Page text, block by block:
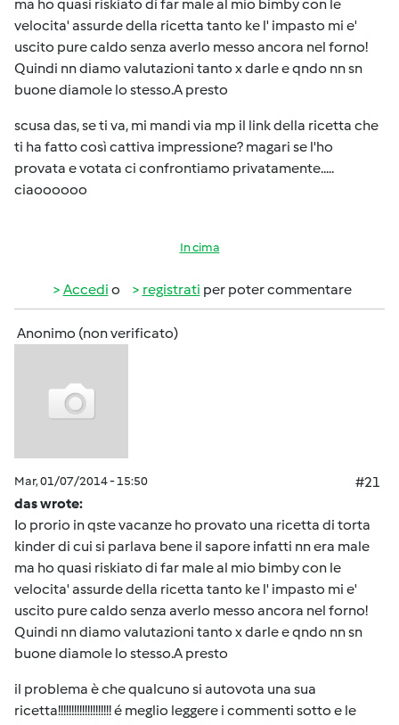
ma ho quasi riskiato di far male al mio bimby con le
velocita' assurde della ricetta tanto ke l' impasto mi e'
uscito pure caldo senza averlo messo ancora nel forno!
Quindi nn diamo valutazioni tanto x darle e qndo nn sn
buone diamole lo stesso.A presto
scusa das, se ti va, mi mandi via mp il link della ricetta che
ti ha fatto così cattiva impressione? magari se l'ho
provata e votata ci confrontiamo privatamente.....
ciaoooooo
In cima
Accedi o registrati per poter commentare
Anonimo (non verificato)
Mar, 01/07/2014 - 15:50
#21
das wrote:
Io prorio in qste vacanze ho provato una ricetta di torta
kinder di cui si parlava bene il sapore infatti nn era male
ma ho quasi riskiato di far male al mio bimby con le
velocita' assurde della ricetta tanto ke l' impasto mi e'
uscito pure caldo senza averlo messo ancora nel forno!
Quindi nn diamo valutazioni tanto x darle e qndo nn sn
buone diamole lo stesso.A presto
il problema è che qualcuno si autovota una sua
ricetta!!!!!!!!!!!!!!!!!!!! é meglio leggere i commenti sotto e le